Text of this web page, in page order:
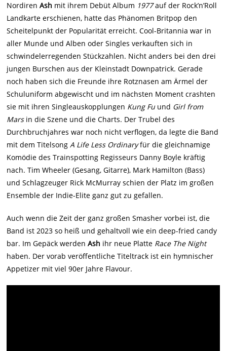
NordirenAsh mit ihrem Debüt Album 1977auf der Rock’n’Roll
Landkarte erschienen, hatte das Phänomen Britpop den
Scheitelpunkt der Popularität erreicht. Cool-Britannia war in
aller Munde und Alben oder Singles verkauften sich in
schwindelerregenden Stückzahlen. Nicht anders bei den drei
jungen Burschen aus der Kleinstadt Downpatrick. Gerade
noch haben sich die Freunde ihre Rotznasen am Ärmel der
Schuluniform abgewischt und im nächsten Moment crashten
sie mit ihren Singleauskopplungen Kung Fuund Girl from
Marsin die Szene und die Charts. Der Trubel des
Durchbruchjahres war noch nicht verflogen, da legte die Band
mit dem TitelsongA Life Less Ordinaryfür die gleichnamige
Komödie des Trainspotting Regisseurs Danny Boyle kräftig
nach. Tim Wheeler (Gesang, Gitarre), Mark Hamilton (Bass)
und Schlagzeuger Rick McMurray schien der Platz im großen
Ensemble der Indie-Elite ganz gut zu gefallen.
Auch wenn die Zeit der ganz großen Smasher vorbei ist, die
Band ist 2023 so heiß und gehaltvoll wie ein deep-fried candy
bar. Im Gepäck werdenAsh ihr neue Platte Race The Night
haben. Der vorab veröffentliche Titeltrack ist ein hymnischer
Appetizer mit viel 90er Jahre Flavour.